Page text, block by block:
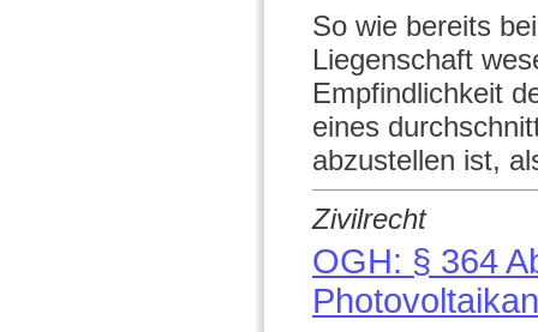
So wie bereits
Liegenschaft
Empfindlichkeit
eines
abzustellen ist,
Zivilrecht
OGH: § 364